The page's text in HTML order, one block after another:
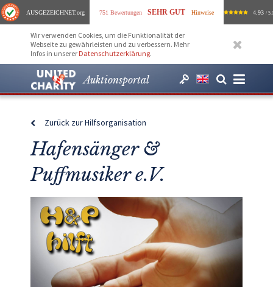
AUSGEZEICHNET.org 751 Bewertungen SEHR GUT Hinweise 4.93 /
Wir verwenden Cookies, um die Funktionalität der
Webseite zu gewährleisten und zu verbessern. Mehr
Infos in unserer Datenschutzerklärung.
Auktionsportal
Zurück zur Hilfsorganisation
Hafensänger &
Puffmusiker e.V.